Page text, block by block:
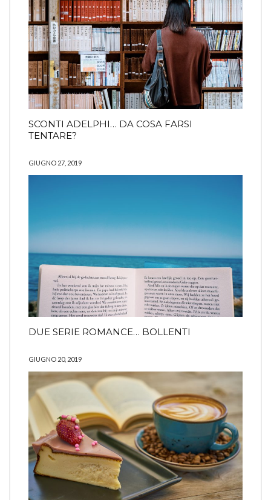
SCONTI ADELPHI… DA COSA FARSI
TENTARE?
GIUGNO 27, 2019
DUE SERIE ROMANCE… BOLLENTI
GIUGNO 20, 2019